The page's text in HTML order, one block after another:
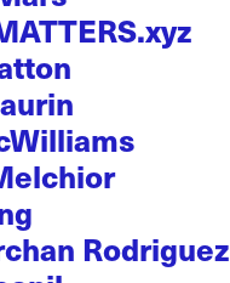
Rodriguez